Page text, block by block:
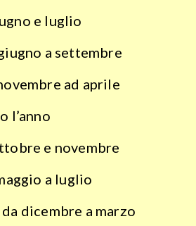
e luglio
a settembre
ad aprile
l’anno
e novembre
a luglio
da dicembre a marzo